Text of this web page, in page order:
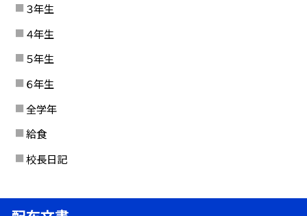
３年生
４年生
５年生
６年生
全学年
給食
校長日記